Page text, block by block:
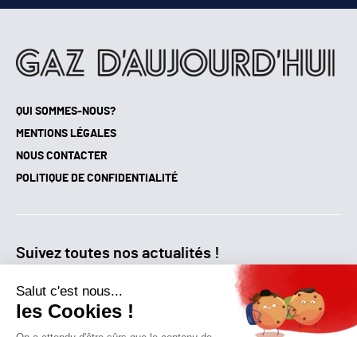
QUI SOMMES-NOUS?
MENTIONS LÉGALES
NOUS CONTACTER
POLITIQUE DE CONFIDENTIALITÉ
Suivez toutes nos actualités !
NEWSLETTER